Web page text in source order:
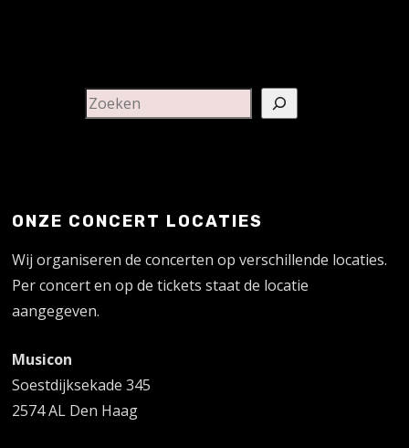
ONZE CONCERT LOCATIES
Wij organiseren de concerten op verschillende locaties.
Per concert en op de tickets staat de locatie
aangegeven.
Musicon
Soestdijksekade 345
2574 AL Den Haag